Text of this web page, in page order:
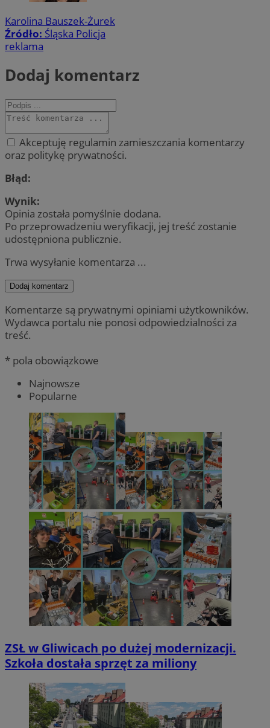
Karolina Bauszek-Żurek
Źródło: Śląska Policja
reklama
Dodaj komentarz
Akceptuję regulamin zamieszczania komentarzy
oraz politykę prywatności.
Błąd:
Wynik:
Opinia została pomyślnie dodana.
Po przeprowadzeniu weryfikacji, jej treść zostanie
udostępniona publicznie.
Trwa wysyłanie komentarza ...
Dodaj komentarz
Komentarze są prywatnymi opiniami użytkowników.
Wydawca portalu nie ponosi odpowiedzialności za
treść.
* pola obowiązkowe
Najnowsze
Popularne
ZSŁ w Gliwicach po dużej modernizacji.
Szkoła dostała sprzęt za miliony